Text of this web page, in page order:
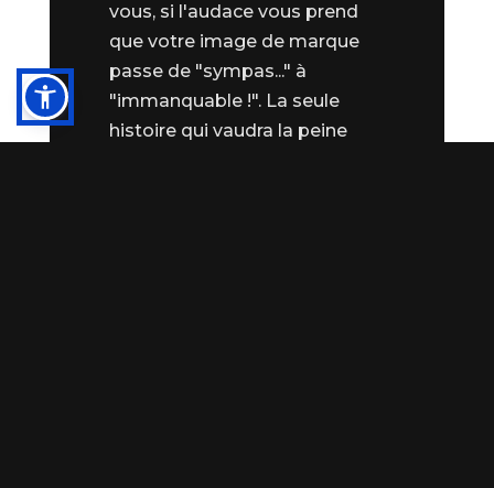
vous, si l'audace vous prend
que votre image de marque
passe de "sympas..." à
"immanquable !". La seule
histoire qui vaudra la peine